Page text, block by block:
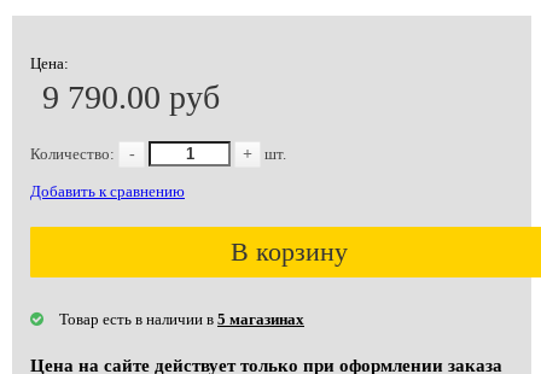
Цена:
9 790.00 руб
Количество: - + шт.
Добавить к сравнению
В корзину
Товар есть в наличии в 5 магазинах
Цена на сайте действует только при оформлении заказа